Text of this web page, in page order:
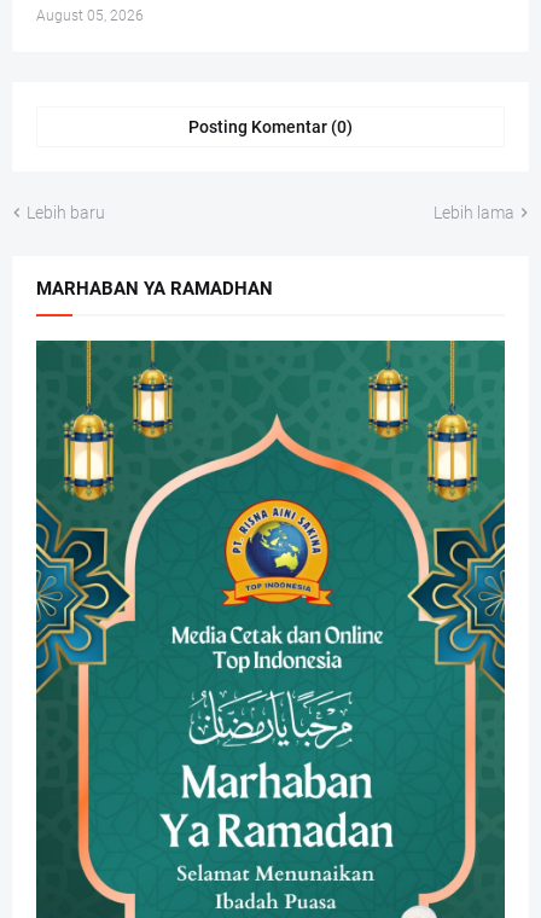
August 05, 2026
Posting Komentar (0)
Lebih baru Lebih lama
MARHABAN YA RAMADHAN